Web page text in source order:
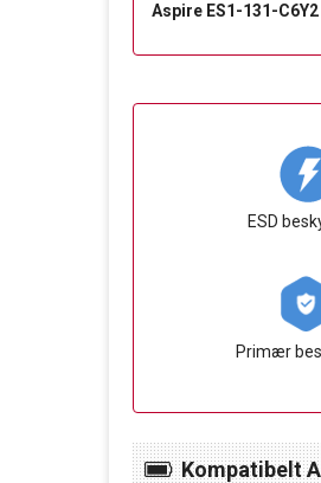
Aspire ES1-131-C6Y2
ESD
Primær
Kompatibelt